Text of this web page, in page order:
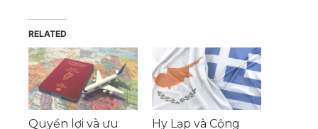
RELATED
Quyền lợi và ưu
Hy Lạp và Cộng